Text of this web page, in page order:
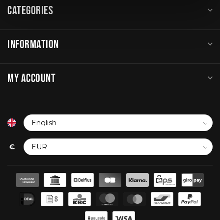
CATEGORIES
INFORMATION
MY ACCOUNT
€